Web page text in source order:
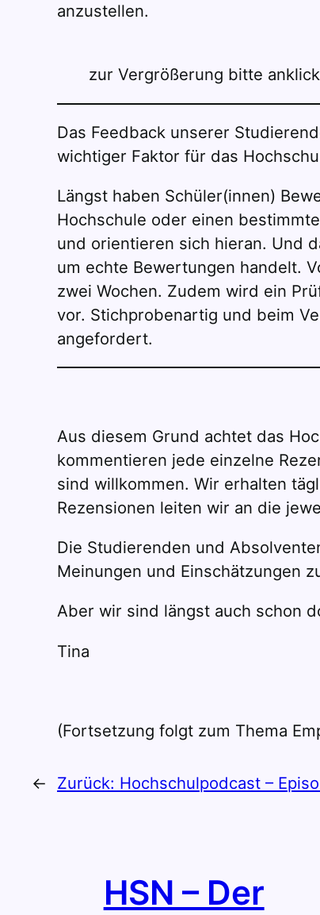
anzustellen.
zur Vergrößerung bitte
Das Feedback unserer
wichtiger Faktor für das
Längst haben Schüler(innen)
Hochschule oder einen
und orientieren sich hieran. Und
um echte Bewertungen handelt.
zwei Wochen. Zudem wird ein
vor. Stichprobenartig und beim
angefordert.
Aus diesem Grund achtet das
kommentieren jede einzelne
sind willkommen. Wir erhalten
Rezensionen leiten wir an die
Die Studierenden und
Meinungen und Einschätzungen
Aber wir sind längst auch schon
Tina
(Fortsetzung folgt zum Thema
← Zurück: Hochschulpodcast –
HSN – Der